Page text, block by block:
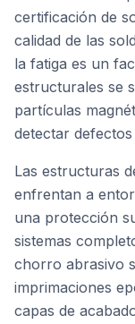
certificación de
calidad de las
la fatiga es un
estructurales se
partículas
detectar
Las estructuras
enfrentan a
una protección
sistemas
chorro abrasivo
imprimaciones
capas de